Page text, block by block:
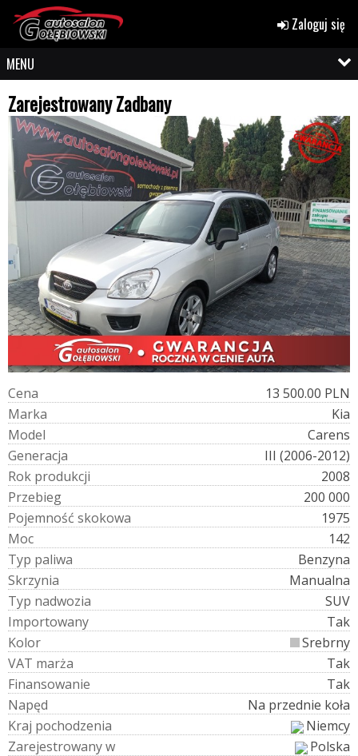
Zaloguj się
MENU
Zarejestrowany Zadbany
Cena
13 500.00 PLN
Marka
Kia
Model
Carens
Generacja
III (2006-2012)
Rok produkcji
2008
Przebieg
200 000
Pojemność skokowa
1975
Moc
142
Typ paliwa
Benzyna
Skrzynia
Manualna
Typ nadwozia
SUV
Importowany
Tak
Kolor
Srebrny
VAT marża
Tak
Finansowanie
Tak
Napęd
Na przednie koła
Kraj pochodzenia
Niemcy
Zarejestrowanyw
Polska